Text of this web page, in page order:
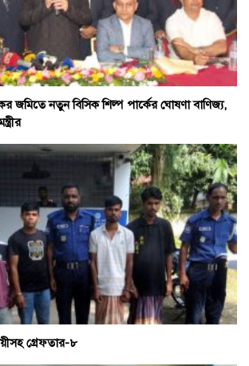
জমিতে নতুন বিসিক শিল্প পার্কের ঘোষণা বাণিজ্য,
গ্রেফতার-৮